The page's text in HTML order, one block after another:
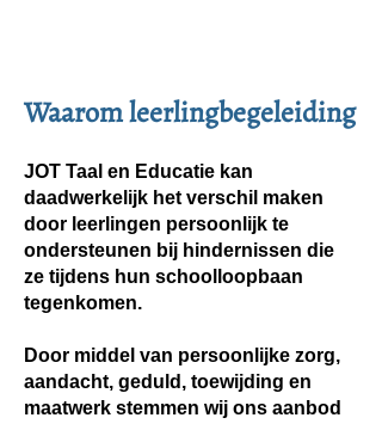
Waarom leerlingbegeleiding
JOT Taal en Educatie kan
daadwerkelijk het verschil maken
door leerlingen persoonlijk te
ondersteunen bij hindernissen die
ze tijdens hun schoolloopbaan
tegenkomen.
Door middel van persoonlijke zorg,
aandacht, geduld, toewijding en
maatwerk stemmen wij ons aanbod